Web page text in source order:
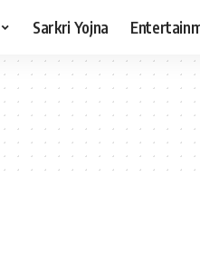
Sarkri Yojna